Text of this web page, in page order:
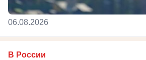
06.08.2026
В России